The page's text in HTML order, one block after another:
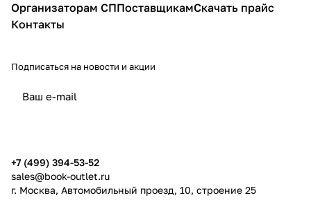
Организаторам СППоставщикамСкачать прайс
Контакты
Подписаться на новости и акции
+7 (499) 394-53-52
sales@book-outlet.ru
г. Москва, Автомобильный проезд, 10, строение 25